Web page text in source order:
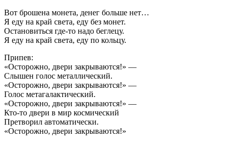
Вот брошена монета, денег больше нет…
Я еду на край света, еду без монет.
Остановиться где-то надо беглецу.
Я еду на край света, еду по кольцу.
Припев:
«Осторожно, двери закрываются!» —
Слышен голос металлический.
«Осторожно, двери закрываются!» —
Голос метагалактический.
«Осторожно, двери закрываются!» —
Кто-то двери в мир космический
Претворил автоматически.
«Осторожно, двери закрываются!»